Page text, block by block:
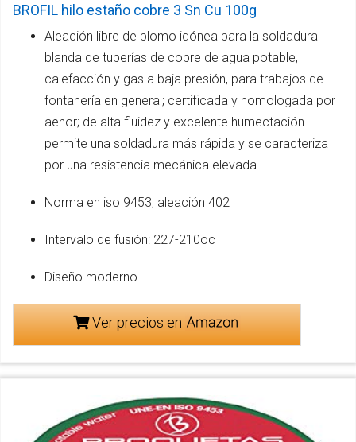
BROFIL hilo estaño cobre 3 Sn Cu 100g
Aleación libre de plomo idónea para la soldadura
blanda de tuberías de cobre de agua potable,
calefacción y gas a baja presión, para trabajos de
fontanería en general; certificada y homologada por
aenor; de alta fluidez y excelente humectación
permite una soldadura más rápida y se caracteriza
por una resistencia mecánica elevada
Norma en iso 9453; aleación 402
Intervalo de fusión: 227-210oc
Diseño moderno
Ver precios en